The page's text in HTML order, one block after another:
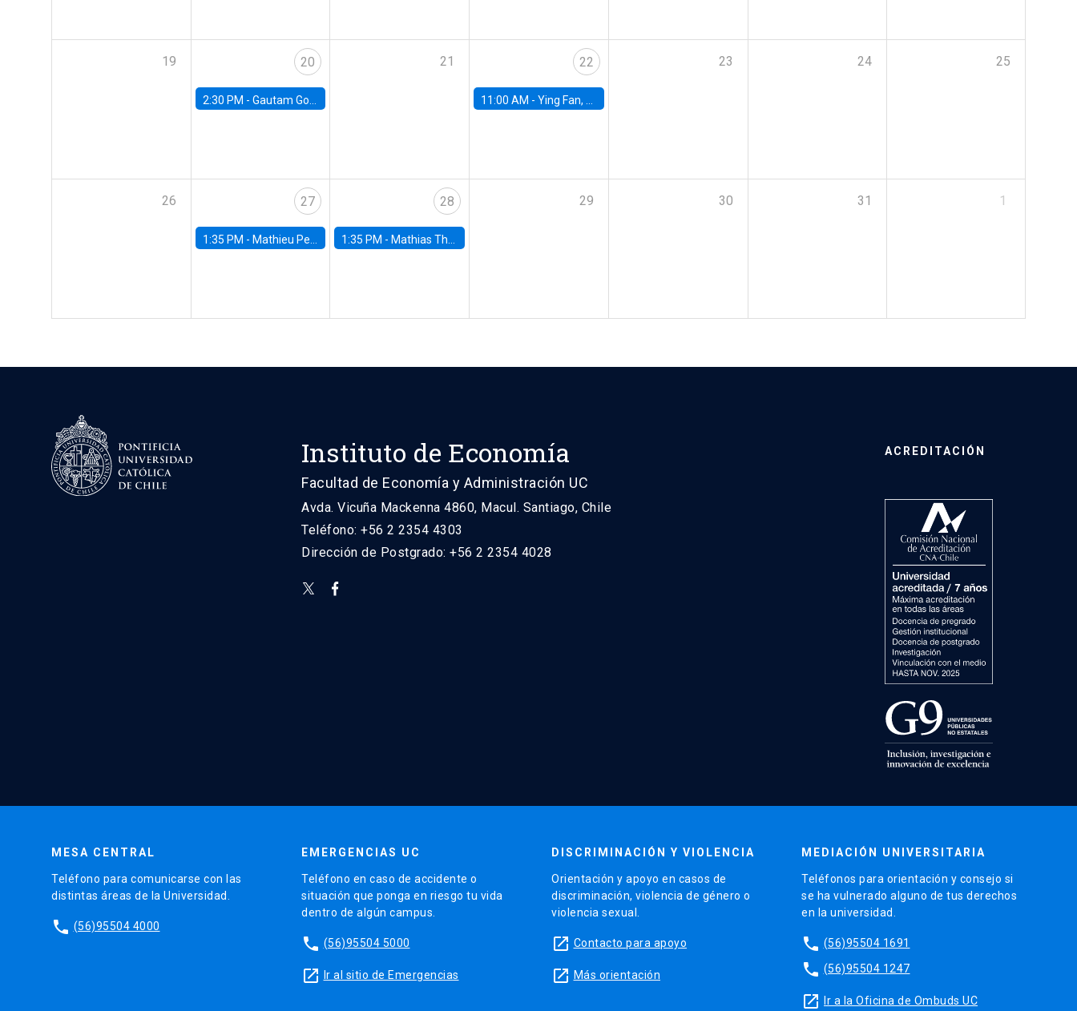
19 20
2:30 PM - Gautam Gowrisankaran, Columbia University
21 22
11:00 AM -Ying Fan, University of Michigan
23 24 25
26 27
1:35 PM - Mathieu Pedemonte, IDB
28
1:35 PM - Mathias Thoenig, University of Lausanne
29 30 31 1
Instituto de Economía
Facultad de Economía y Administración UC
Avda. Vicuña Mackenna 4860, Macul. Santiago, Chile
Teléfono: +56 2 2354 4303
Dirección de Postgrado: +56 2 2354 4028
ACREDITACIÓN
MESA CENTRAL
Teléfono para comunicarse con las
distintas áreas de la Universidad.
phone (56)95504 4000
EMERGENCIAS UC
Teléfono en caso de accidente o
situación que ponga en riesgo tu vida
dentro de algún campus.
phone (56)95504 5000
launch Ir al sitio de Emergencias
DISCRIMINACIÓN Y VIOLENCIA
Orientación y apoyo en casos de
discriminación, violencia de género o
violencia sexual.
launch Contacto para apoyo
launch Más orientación
MEDIACIÓN UNIVERSITARIA
Teléfonos para orientación y consejo si
se ha vulnerado alguno de tus derechos
en la universidad.
phone (56)95504 1691
phone (56)95504 1247
launch Ir a la Oficina de Ombuds UC